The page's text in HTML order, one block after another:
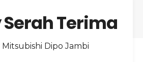
Terima
Dipo Jambi